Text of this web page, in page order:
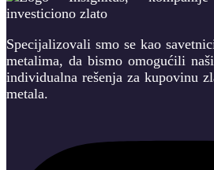
Specijalizovali smo se kao
metalima, da bismo omogućili
individualna rešenja za kupovinu
metala.